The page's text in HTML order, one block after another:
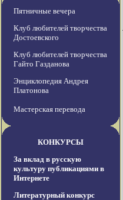
Пятничные вечера
Клуб любителей творчества
Достоевского
Клуб любителей творчества
Гайто Газданова
Энциклопедия Андрея
Платонова
Мастерская перевода
КОНКУРСЫ
За вклад в русскую
культуру публикациями в
Интернете
Литературный конкурс